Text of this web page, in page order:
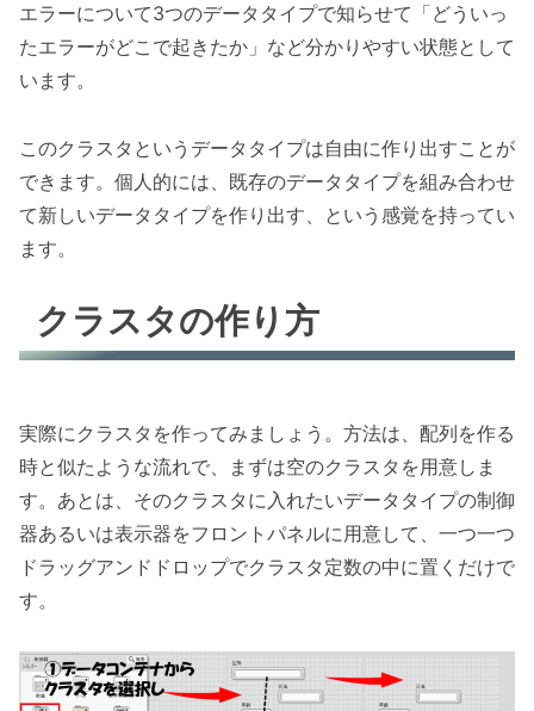
エラーについて3つのデータタイプで知らせて「どういっ
たエラーがどこで起きたか」など分かりやすい状態として
います。
このクラスタというデータタイプは自由に作り出すことが
できます。個人的には、既存のデータタイプを組み合わせ
て新しいデータタイプを作り出す、という感覚を持ってい
ます。
クラスタの作り方
実際にクラスタを作ってみましょう。方法は、配列を作る
時と似たような流れで、まずは空のクラスタを用意しま
す。あとは、そのクラスタに入れたいデータタイプの制御
器あるいは表示器をフロントパネルに用意して、一つ一つ
ドラッグアンドドロップでクラスタ定数の中に置くだけで
す。